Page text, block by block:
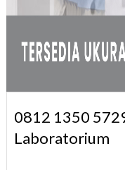
0812 1350
Laboratorium